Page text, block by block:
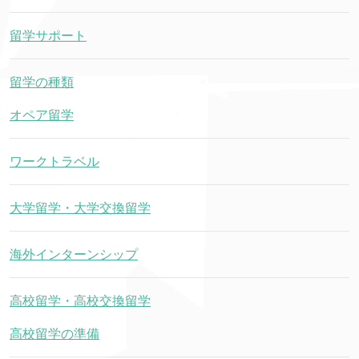
留学サポート
留学の種類
オペア留学
ワークトラベル
大学留学・大学交換留学
海外インターンシップ
高校留学・高校交換留学
高校留学の準備